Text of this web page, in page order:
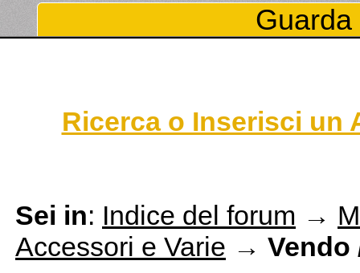
Ricerca o Inserisci un
Sei in: Indice del forum →
Accessori e Varie → Vendo